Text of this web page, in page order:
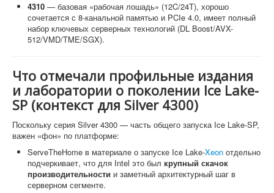
4310 — базовая «рабочая лошадь» (12C/24T), хорошо
сочетается с 8-канальной памятью и PCIe 4.0, имеет полный
набор ключевых серверных технологий (DL Boost/AVX-
512/VMD/TME/SGX).
Что отмечали профильные издания
и лаборатории о поколении Ice Lake-
SP (контекст для Silver 4300)
Поскольку серия Silver 4300 — часть общего запуска Ice Lake-SP,
важен «фон» по платформе:
ServeTheHome в материале о запуске Ice Lake-Xeon отдельно
подчеркивает, что для Intel это был крупный скачок
производительности и заметный архитектурный шаг в
серверном сегменте.